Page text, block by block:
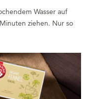
Wasser auf
ziehen. Nur so